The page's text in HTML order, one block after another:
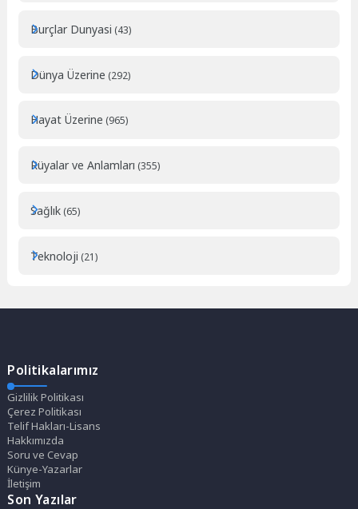
Burçlar Dunyasi (43)
Dünya Üzerine (292)
Hayat Üzerine (965)
Rüyalar ve Anlamları (355)
Sağlık (65)
Teknoloji (21)
Politikalarımız
Gizlilik Politikası
Çerez Politikası
Telif Hakları-Lisans
Hakkımızda
Soru ve Cevap
Künye-Yazarlar
İletişim
Son Yazılar